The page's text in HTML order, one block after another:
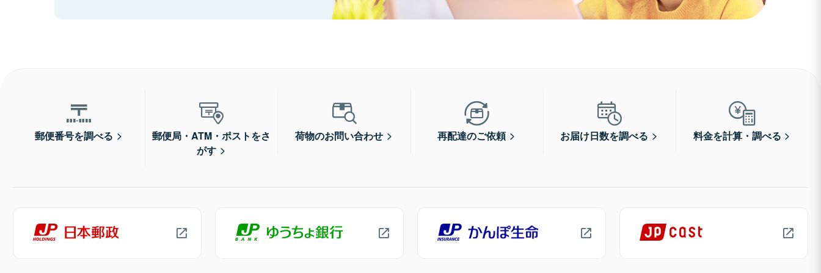
郵便番号を調べる
郵便局・ATM・ポストをさ
がす
荷物のお問い合わせ 再配達のご依頼 お届け日数を調べる 料金を計算・調べる